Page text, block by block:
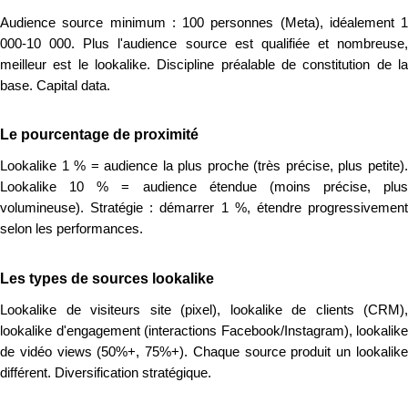
Audience source minimum : 100 personnes (Meta), idéalement 1
000-10 000. Plus l'audience source est qualifiée et nombreuse,
meilleur est le lookalike. Discipline préalable de constitution de la
base. Capital data.
Le pourcentage de proximité
Lookalike 1 % = audience la plus proche (très précise, plus petite).
Lookalike 10 % = audience étendue (moins précise, plus
volumineuse). Stratégie : démarrer 1 %, étendre progressivement
selon les performances.
Les types de sources lookalike
Lookalike de visiteurs site (pixel), lookalike de clients (CRM),
lookalike d'engagement (interactions Facebook/Instagram), lookalike
de vidéo views (50%+, 75%+). Chaque source produit un lookalike
différent. Diversification stratégique.